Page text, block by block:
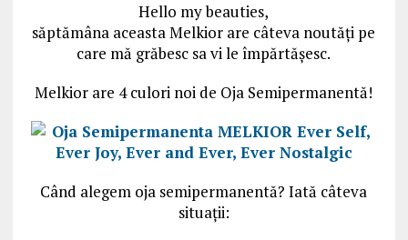
Hello my beauties,
săptămâna aceasta Melkior are câteva noutăți pe
care mă grăbesc sa vi le împărtășesc.
Melkior are 4 culori noi de Oja Semipermanentă!
Când alegem oja semipermanentă? Iată câteva
situații: